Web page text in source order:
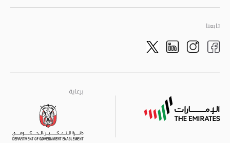
تابعنا
Facebook
Instagram
LinkedIn
Twitter
برعاية
برعاية